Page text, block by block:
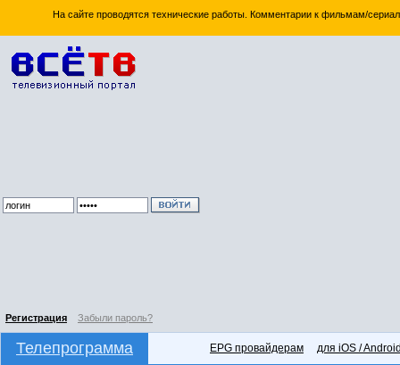
На сайте проводятся технические работы. Комментарии к фильмам/
Регистрация Забыли пароль?
Телепрограмма EPG провайдерам для iOS /